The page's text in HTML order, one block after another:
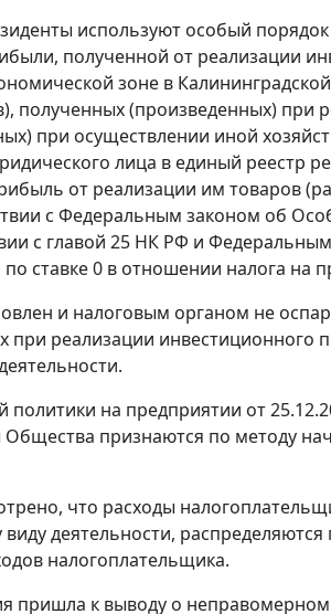
используют особый
полученной от реализации
зоне в
полученных (произведенных) при
при осуществлении иной
лица в единый реестр
от реализации им товаров
с Федеральным законом об
с главой 25 НК РФ и
ставке 0 в отношении налога на
и налоговым органом не
при реализации инвестиционного
политики на предприятии от
признаются по методу
что расходы
деятельности,
налогоплательщика.
пришла к выводу о